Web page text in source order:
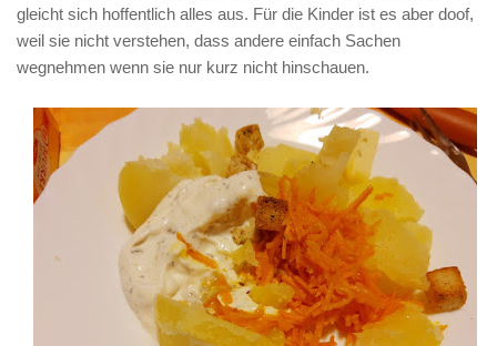
gleicht sich hoffentlich alles aus. Für die Kinder ist es aber doof,
weil sie nicht verstehen, dass andere einfach Sachen
wegnehmen wenn sie nur kurz nicht hinschauen.